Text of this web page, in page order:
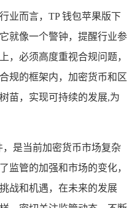
业而言，TP 钱包苹果版下
就像一个警钟，提醒行业参
，必须高度重视合规问题，
规的框架内，加密货币和区
苗，实现可持续的发展,为
是当前加密货币市场复杂
监管的加强和市场的变化，
战和机遇，在未来的发展